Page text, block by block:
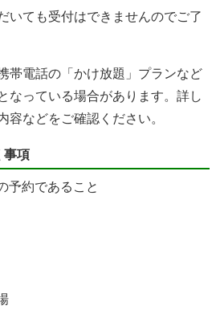
いても受付はできませんのでご了
帯電話の「かけ放題」プランなど
なっている場合があります。詳し
容などをご確認ください。
事項
予約であること